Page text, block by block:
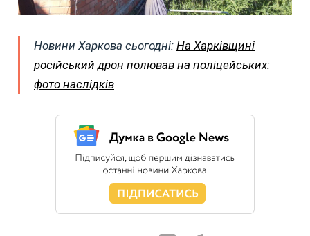
Новини Харкова сьогодні: На Харківщині
російський дрон полював на поліцейських:
фото наслідків